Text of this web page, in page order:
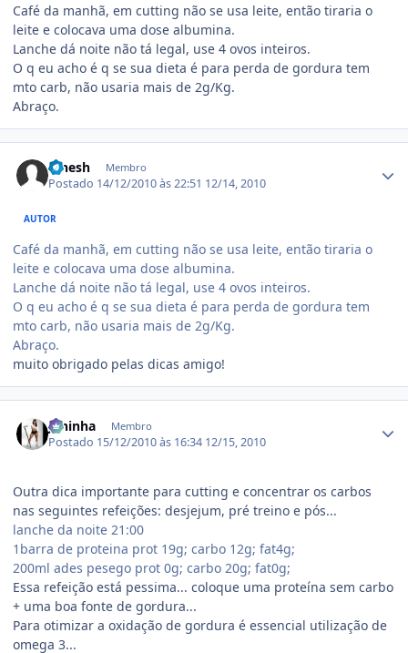
Café da manhã, em cutting não se usa leite, então tiraria o
leite e colocava uma dose albumina.
Lanche dá noite não tá legal, use 4 ovos inteiros.
O q eu acho é q se sua dieta é para perda de gordura tem
mto carb, não usaria mais de 2g/Kg.
Abraço.
Pinesh Membro
Postado 14/12/2010 às 22:51 12/14, 2010
AUTOR
Café da manhã, em cutting não se usa leite, então tiraria o
leite e colocava uma dose albumina.
Lanche dá noite não tá legal, use 4 ovos inteiros.
O q eu acho é q se sua dieta é para perda de gordura tem
mto carb, não usaria mais de 2g/Kg.
Abraço.
muito obrigado pelas dicas amigo!
Janinha Membro
Postado 15/12/2010 às 16:34 12/15, 2010
Outra dica importante para cutting e concentrar os carbos
nas seguintes refeições: desjejum, pré treino e pós...
lanche da noite 21:00
1barra de proteina prot 19g; carbo 12g; fat4g;
200ml ades pesego prot 0g; carbo 20g; fat0g;
Essa refeição está pessima... coloque uma proteína sem carbo
+ uma boa fonte de gordura...
Para otimizar a oxidação de gordura é essencial utilização de
omega 3...